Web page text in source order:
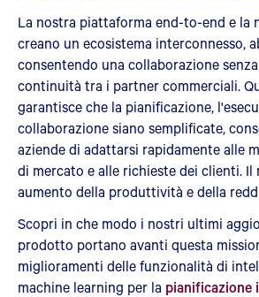
La nostra piattaforma end-to-end e la
creano un ecosistema interconnesso,
consentendo una collaborazione
continuità tra i partner commerciali.
garantisce che la pianificazione,
collaborazione siano semplificate,
aziende di adattarsi rapidamente alle
di mercato e alle richieste dei clienti. Il
aumento della produttività e della
Scopri in che modo i nostri ultimi
prodotto portano avanti questa
miglioramenti delle funzionalità di
machine learning per la pianificazione